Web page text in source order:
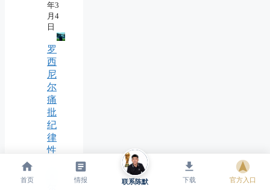
年3
月4
日
罗
西
尼
尔
痛
批
纪
律
性
首页 情报 联系陈默 下载 官方入口